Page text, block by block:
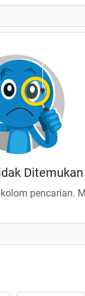
Ditemukan
pencarian.